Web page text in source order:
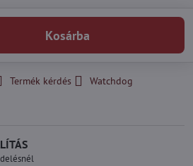
Kosárba
Termék kérdés
Watchdog